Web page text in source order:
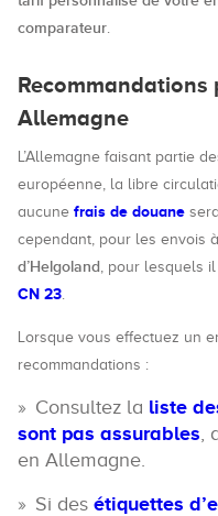
comparateur.
Recommandations
Allemagne
L’Allemagne faisant partie
européenne, la libre
aucune frais de douane
cependant, pour les envois
d’Helgoland, pour lesquels
CN 23.
Lorsque vous effectuez un
recommandations :
Consultez la liste
sont pas assurables,
en Allemagne.
Si des étiquettes